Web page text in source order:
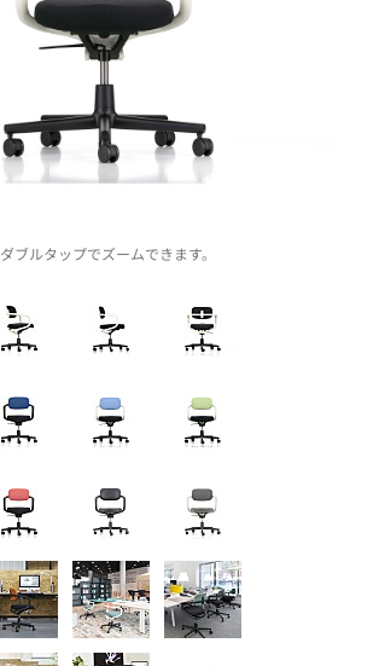
ダブルタップでズームできます。